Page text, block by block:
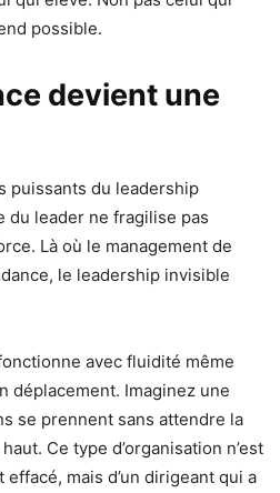
possible.
devient une
puissants du leadership
du leader ne fragilise pas
Là où le management de
le leadership invisible
avec fluidité même
déplacement. Imaginez une
se prennent sans attendre la
Ce type d’organisation n’est
effacé, mais d’un dirigeant qui a